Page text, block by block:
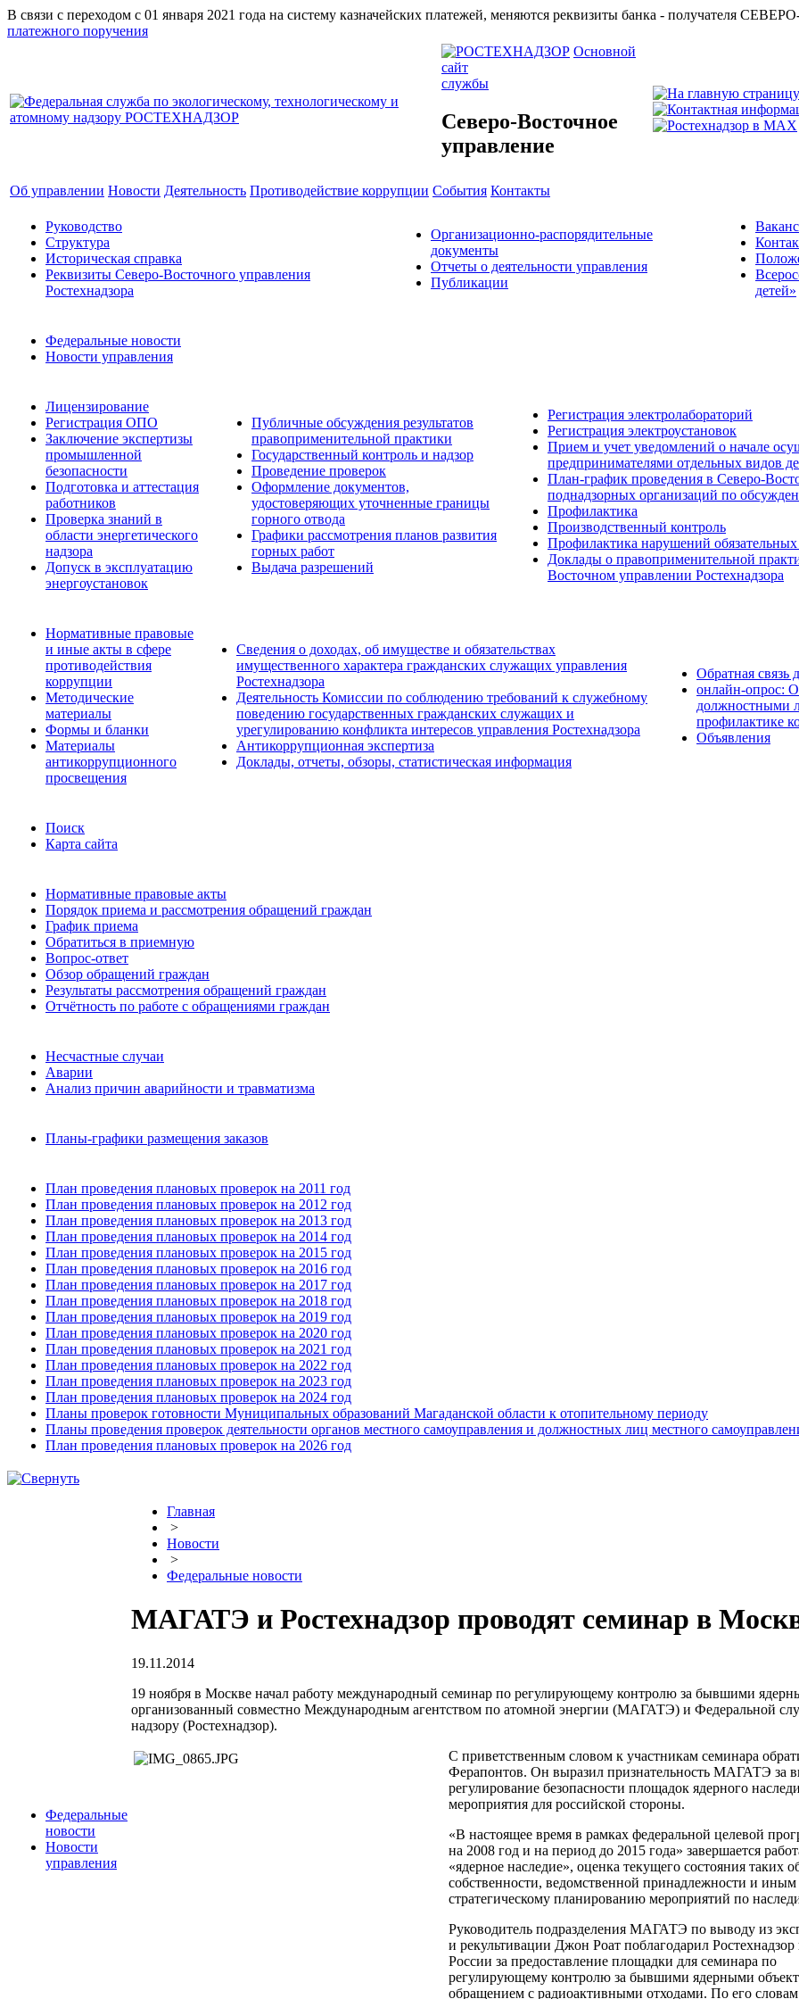
В связи с переходом с 01 января 2021 года на систему казначейских платежей, меняются реквизиты банка -
платежного поручения
Основной
сайт
службы
Северо-Восточное
управление
Об управлении Новости Деятельность Противодействие коррупции События Контакты
Руководство
Структура
Историческая справка
Реквизиты Северо-Восточного управления
Ростехнадзора
Организационно-распорядительные
документы
Отчеты о деятельности управления
Публикации
детей»
Федеральные новости
Новости управления
Лицензирование
Регистрация ОПО
Заключение экспертизы
промышленной
безопасности
Подготовка и аттестация
работников
Проверка знаний в
области энергетического
надзора
Допуск в эксплуатацию
энергоустановок
Публичные обсуждения результатов
правоприменительной практики
Государственный контроль и надзор
Проведение проверок
Оформление документов,
удостоверяющих уточненные границы
горного отвода
Графики рассмотрения планов развития
горных работ
Выдача разрешений
Регистрация электролабораторий
Регистрация электроустановок
Прием и учет уведомлений о начале
предпринимателями отдельных видов
План-график проведения в Северо-
поднадзорных организаций по
Профилактика
Производственный контроль
Профилактика нарушений
Доклады о правоприменительной
Восточном управлении Ростехнадзора
Нормативные правовые
и иные акты в сфере
противодействия
коррупции
Методические
материалы
Формы и бланки
Материалы
антикоррупционного
просвещения
Сведения о доходах, об имуществе и обязательствах
имущественного характера гражданских служащих управления
Ростехнадзора
Деятельность Комиссии по соблюдению требований к служебному
поведению государственных гражданских служащих и
урегулированию конфликта интересов управления Ростехнадзора
Антикоррупционная экспертиза
Доклады, отчеты, обзоры, статистическая информация
Обратная связь
онлайн-опрос:
должностными
профилактике
Объявления
Поиск
Карта сайта
Нормативные правовые акты
Порядок приема и рассмотрения обращений граждан
График приема
Обратиться в приемную
Вопрос-ответ
Обзор обращений граждан
Результаты рассмотрения обращений граждан
Отчётность по работе с обращениями граждан
Несчастные случаи
Аварии
Анализ причин аварийности и травматизма
Планы-графики размещения заказов
План проведения плановых проверок на 2011 год
План проведения плановых проверок на 2012 год
План проведения плановых проверок на 2013 год
План проведения плановых проверок на 2014 год
План проведения плановых проверок на 2015 год
План проведения плановых проверок на 2016 год
План проведения плановых проверок на 2017 год
План проведения плановых проверок на 2018 год
План проведения плановых проверок на 2019 год
План проведения плановых проверок на 2020 год
План проведения плановых проверок на 2021 год
План проведения плановых проверок на 2022 год
План проведения плановых проверок на 2023 год
План проведения плановых проверок на 2024 год
Планы проверок готовности Муниципальных образований Магаданской области к отопительному периоду
Планы проведения проверок деятельности органов местного самоуправления и должностных лиц местного
План проведения плановых проверок на 2026 год
Федеральные
новости
Новости
управления
Главная
>
Новости
>
Федеральные новости
МАГАТЭ и Ростехнадзор проводят семинар в
19.11.2014
19 ноября в Москве начал работу международный семинар по регулирующему контролю за бывшими
организованный совместно Международным агентством по атомной энергии (МАГАТЭ) и Федеральной
надзору (Ростехнадзор).
С приветственным словом к участникам семинара
Ферапонтов. Он выразил признательность МАГАТЭ за
регулирование безопасности площадок ядерного
мероприятия для российской стороны.
«В настоящее время в рамках федеральной целевой
на 2008 год и на период до 2015 года» завершается
«ядерное наследие», оценка текущего состояния
собственности, ведомственной принадлежности и
стратегическому планированию мероприятий по
Руководитель подразделения МАГАТЭ по выводу из
и рекультивации Джон Роат поблагодарил
России за предоставление площадки для семинара по
регулирующему контролю за бывшими ядерными
обращением с радиоактивными отходами. По его